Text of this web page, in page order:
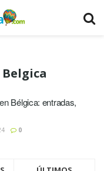
Bélgica: entradas,
0